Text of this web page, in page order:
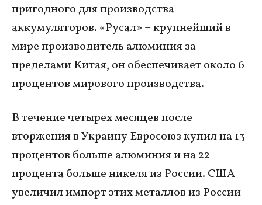
пригодного для производства
аккумуляторов. «Русал» – крупнейший в
мире производитель алюминия за
пределами Китая, он обеспечивает около 6
процентов мирового производства.
В течение четырех месяцев после
вторжения в Украину Евросоюз купил на 13
процентов больше алюминия и на 22
процента больше никеля из России. США
увеличил импорт этих металлов из России